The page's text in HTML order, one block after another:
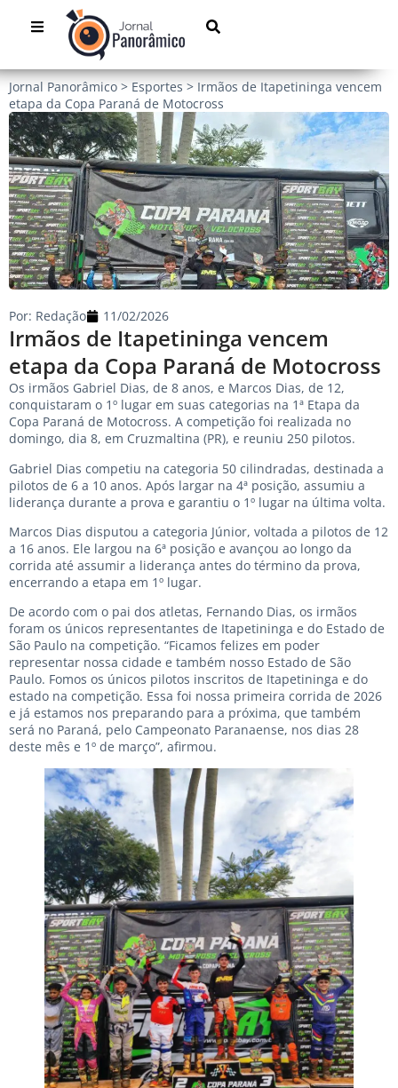
Jornal Panorâmico > Esportes > Irmãos de Itapetininga vencem
etapa da Copa Paraná de Motocross
Irmãos de Itapetininga vencem
etapa da Copa Paraná de Motocross
Por: Redação 11/02/2026
Os irmãos Gabriel Dias, de 8 anos, e Marcos Dias, de 12,
conquistaram o 1º lugar em suas categorias na 1ª Etapa da
Copa Paraná de Motocross. A competição foi realizada no
domingo, dia 8, em Cruzmaltina (PR), e reuniu 250 pilotos.
Gabriel Dias competiu na categoria 50 cilindradas, destinada a
pilotos de 6 a 10 anos. Após largar na 4ª posição, assumiu a
liderança durante a prova e garantiu o 1º lugar na última volta.
Marcos Dias disputou a categoria Júnior, voltada a pilotos de 12
a 16 anos. Ele largou na 6ª posição e avançou ao longo da
corrida até assumir a liderança antes do término da prova,
encerrando a etapa em 1º lugar.
De acordo com o pai dos atletas, Fernando Dias, os irmãos
foram os únicos representantes de Itapetininga e do Estado de
São Paulo na competição. “Ficamos felizes em poder
representar nossa cidade e também nosso Estado de São
Paulo. Fomos os únicos pilotos inscritos de Itapetininga e do
estado na competição. Essa foi nossa primeira corrida de 2026
e já estamos nos preparando para a próxima, que também
será no Paraná, pelo Campeonato Paranaense, nos dias 28
deste mês e 1º de março”, afirmou.